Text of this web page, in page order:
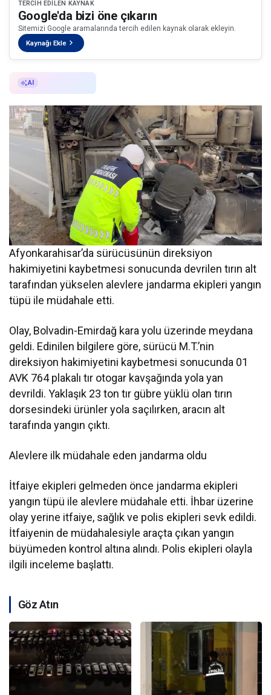
TERCIH EDILEN KAYNAK
Google'da bizi öne çıkarın
Sitemizi Google aramalarında tercih edilen kaynak olarak ekleyin.
Kaynağı Ekle
AI
Afyonkarahisar’da sürücüsünün direksiyon
hakimiyetini kaybetmesi sonucunda devrilen tırın alt
tarafından yükselen alevlere jandarma ekipleri yangın
tüpü ile müdahale etti.
Olay, Bolvadin-Emirdağ kara yolu üzerinde meydana
geldi. Edinilen bilgilere göre, sürücü M.T.’nin
direksiyon hakimiyetini kaybetmesi sonucunda 01
AVK 764 plakalı tır otogar kavşağında yola yan
devrildi. Yaklaşık 23 ton tır gübre yüklü olan tırın
dorsesindeki ürünler yola saçılırken, aracın alt
tarafında yangın çıktı.
Alevlere ilk müdahale eden jandarma oldu
İtfaiye ekipleri gelmeden önce jandarma ekipleri
yangın tüpü ile alevlere müdahale etti. İhbar üzerine
olay yerine itfaiye, sağlık ve polis ekipleri sevk edildi.
İtfaiyenin de müdahalesiyle araçta çıkan yangın
büyümeden kontrol altına alındı. Polis ekipleri olayla
ilgili inceleme başlattı.
Göz Atın